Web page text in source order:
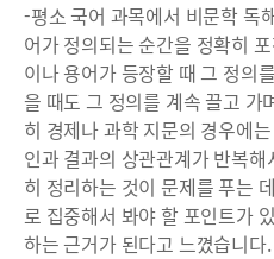
-평소 국어 과목에서 비문학 독
어가 정의되는 순간을 정확히
이나 용어가 등장할 때 그 정의
을 때도 그 정의를 계속 끌고 가
히 경제나 과학 지문의 경우에
인과 결과의 상관관계가 반복
히 정리하는 것이 문제를 푸는
로 집중해서 봐야 할 포인트가
하는 근거가 된다고 느꼈습니다.